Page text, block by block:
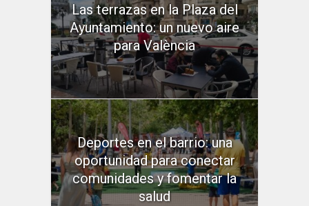
Las terrazas en la Plaza del
Ayuntamiento: un nuevo aire
para València
Deportes en el barrio: una
oportunidad para conectar
comunidades y fomentar la
salud